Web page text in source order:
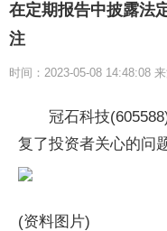
在定期报告中披露法
注
时间：2023-05-08 14:48:08
冠石科技
复了投资者关心的问题
(资料图片)